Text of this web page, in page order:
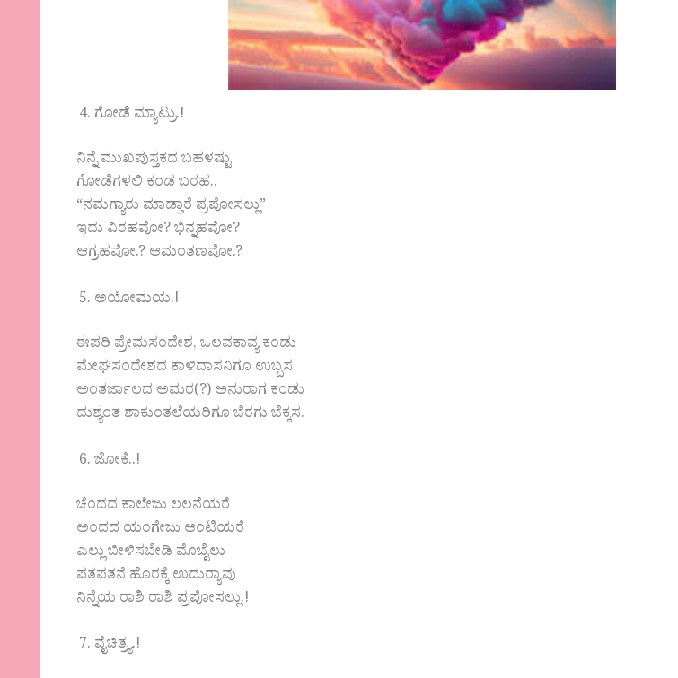
ಗೋಡೆ ಮ್ಯಾಟ್ರು.!
ನಿನ್ನೆ ಮುಖಪುಸ್ತಕದ ಬಹಳಷ್ಟು
ಗೋಡೆಗಳಲಿ ಕಂಡ ಬರಹ..
“ನಮಗ್ಯಾರು ಮಾಡ್ತಾರೆ ಪ್ರಪೋಸಲ್ಲು”
ಇದು ವಿರಹವೋ? ಭಿನ್ನಹವೋ?
ಆಗ್ರಹವೋ.? ಆಮಂತಣವೋ.?
ಅಯೋಮಯ.!
ಈಪರಿ ಪ್ರೇಮಸಂದೇಶ, ಒಲವಕಾವ್ಯ ಕಂಡು
ಮೇಘಸಂದೇಶದ ಕಾಳಿದಾಸನಿಗೂ ಉಬ್ಬಸ
ಅಂತರ್ಜಾಲದ ಅಮರ(?) ಅನುರಾಗ ಕಂಡು
ದುಶ್ಯಂತ ಶಾಕುಂತಲೆಯರಿಗೂ ಬೆರಗು ಬೆಕ್ಕಸ.
ಜೋಕೆ..!
ಚೆಂದದ ಕಾಲೇಜು ಲಲನೆಯರೆ
ಅಂದದ ಯಂಗೇಜು ಆಂಟಿಯರೆ
ಎಲ್ಲು ಬೀಳಿಸಬೇಡಿ ಮೊಬೈಲು
ಪತಪತನೆ ಹೊರಕ್ಕೆ ಉದುರ್‍ಯಾವು
ನಿನ್ನೆಯ ರಾಶಿ ರಾಶಿ ಪ್ರಪೋಸಲ್ಲು.!
ವೈಚಿತ್ರ್ಯ.!